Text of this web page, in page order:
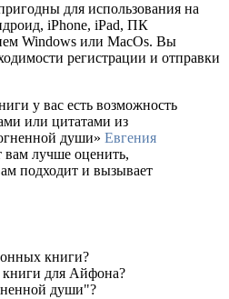
для использования на
iPhone, iPad, ПК
Windows или MacOs. Вы
регистрации и отправки
у вас есть возможность
или цитатами из
души» Евгения
вам лучше оценить,
подходит и вызывает
книги?
книги для Айфона?
души"?